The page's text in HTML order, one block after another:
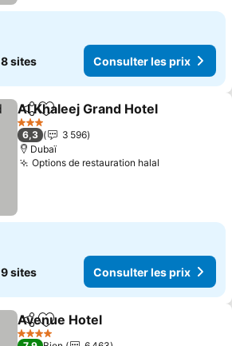
8 sites Consulter les prix
PartagerAjouter à mes favoris
Al Khaleej Grand Hotel
3 Étoiles
6,3
3 596
Dubaï
Options de restauration halal
9 sites Consulter les prix
PartagerAjouter à mes favoris
Avenue Hotel
4 Étoiles